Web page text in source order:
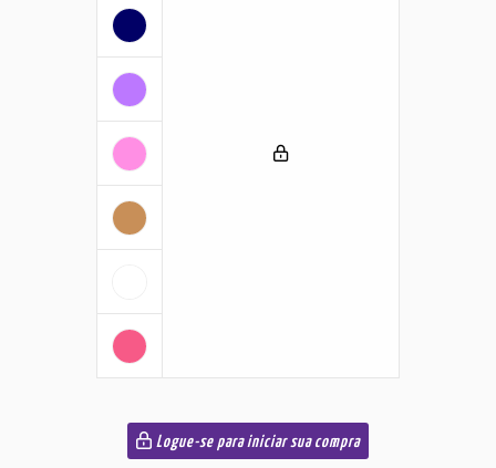
Logue-se para iniciar sua compra